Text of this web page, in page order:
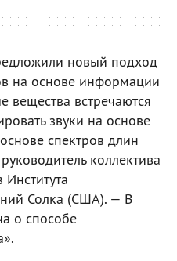
новый подход
на основе информации
вещества встречаются
звуки на основе
спектров длин
коллектива
Солка (США). — В
о способе